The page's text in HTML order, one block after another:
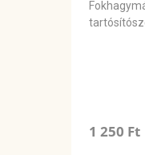
1 250 Ft